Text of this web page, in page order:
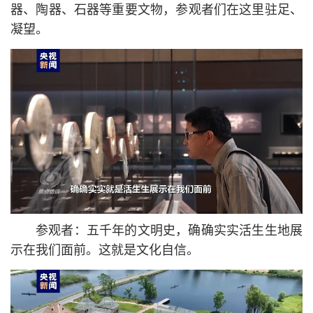
器、陶器、石器等重要文物，参观者们在这里驻足、
凝望。
参观者：五千年的文明史，确确实实活生生地展
示在我们面前。这就是文化自信。